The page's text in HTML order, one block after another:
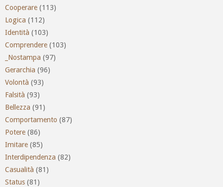
Cooperare (113)
Logica (112)
Identità (103)
Comprendere (103)
_Nostampa (97)
Gerarchia (96)
Volontà (93)
Falsità (93)
Bellezza (91)
Comportamento (87)
Potere (86)
Imitare (85)
Interdipendenza (82)
Casualità (81)
Status (81)